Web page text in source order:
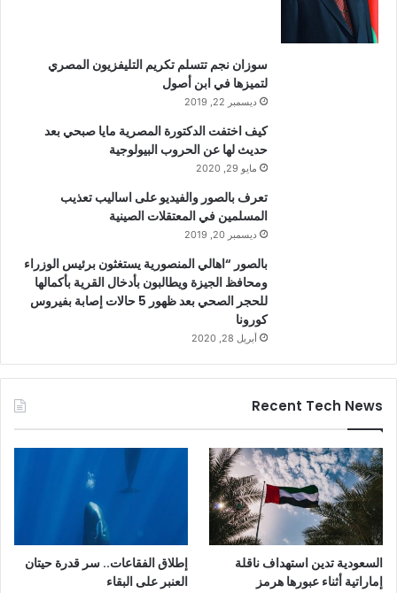
سوزان نجم تتسلم تكريم التليفزيون المصري
لتميزها في ابن أصول
ديسمبر 22, 2019
كيف اختفت الدكتورة المصرية مايا صبحي بعد
حديث لها عن الحروب البيولوجية
مايو 29, 2020
تعرف بالصور والفيديو على اساليب تعذيب
المسلمين في المعتقلات الصينية
ديسمبر 20, 2019
بالصور “اهالي المنصورية يستغثون برئيس الوزراء
ومحافظ الجيزة ويطالبون بأدخال القرية بأكمالها
للحجر الصحي بعد ظهور 5 حالات إصابة بفيروس
كورونا
أبريل 28, 2020
Recent Tech News
السعودية تدين استهداف ناقلة
إماراتية أثناء عبورها هرمز
إطلاق الفقاعات.. سر قدرة حيتان
العنبر على البقاء